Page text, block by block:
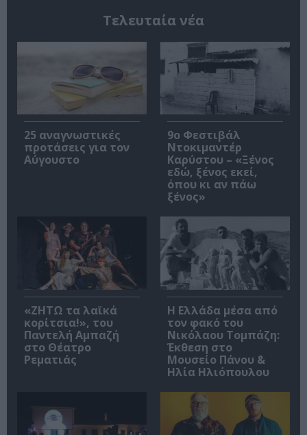
Τελευταία νέα
25 αναγνωστικές
προτάσεις για τον
Αύγουστο
9ο Φεστιβάλ
Ντοκιμαντέρ
Καρύστου – «Ξένος
εδώ, ξένος εκεί,
όπου κι αν πάω
ξένος»
«ΖΗΤΩ τα λαϊκά
κορίτσια!», του
Παντελή Αμπαζή
στο Θέατρο
Ρεματιάς
Η Ελλάδα μέσα από
τον φακό του
Νικόλαου Τομπάζη:
Έκθεση στο
Μουσείο Πάνου &
Ηλία Ηλιόπουλου